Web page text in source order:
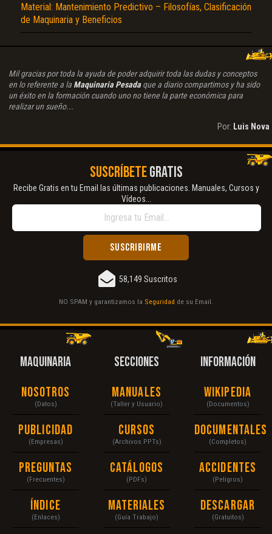
Material: Mantenimiento Predictivo – Filosofías, Clasificación
de Maquinaria y Beneficios
Mil gracias por toda la ayuda de poder adquirir toda las dudas y conceptos
en lo referente a la Maquinaria Pesadaque a diario compartimos y ha sido
un éxito en la formación cuando uno no tiene la parte económica para
realizar un sueño...
Por: Luis Nova
SUSCRÍBETEGRATIS
Recibe Gratis en tu Email las últimas publicaciones. Manuales, Cursos y
Vídeos...
58,149 Suscritos
NO SPAM y garantizamos la Seguridad de su Email.
MAQUINARIA
Nosotros
(Datos)
Publicidad
(Empresas)
Preguntas
(Frecuentes)
Índice
(Enlaces)
SECCIONES
Manuales
(Taller y Usuario)
Cursos
(Archivos PPTs)
Catálogos
(PDFs)
Materiales
(Guía Trabajo)
INFORMACIÓN
Wikipedia
(Documentos)
Documentales
(Completos)
Accidentes
(Peligros)
Descargar
(Gratuitos)